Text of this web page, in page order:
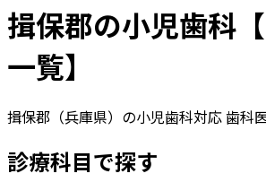
揖保郡の小児歯科
一覧】
揖保郡 （兵庫県）の小児歯科対応 歯科
診療科目で探す